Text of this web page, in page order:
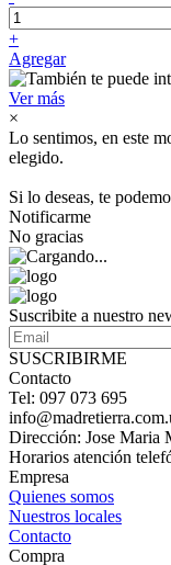
+
Agregar
Ver más
×
Lo sentimos, en este
elegido.
Si lo deseas, te
Notificarme
No gracias
Suscribite a nuestro
SUSCRIBIRME
Contacto
Tel: 097 073 695
Dirección: Jose Maria
Horarios atención
Empresa
Quienes somos
Nuestros locales
Contacto
Compra